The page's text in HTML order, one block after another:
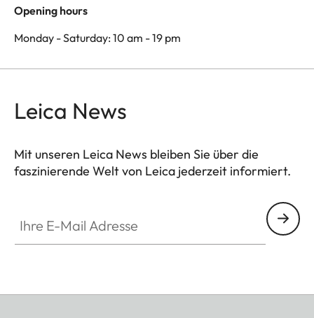
Opening hours
Monday - Saturday: 10 am - 19 pm
Leica News
Mit unseren Leica News bleiben Sie über die
faszinierende Welt von Leica jederzeit informiert.